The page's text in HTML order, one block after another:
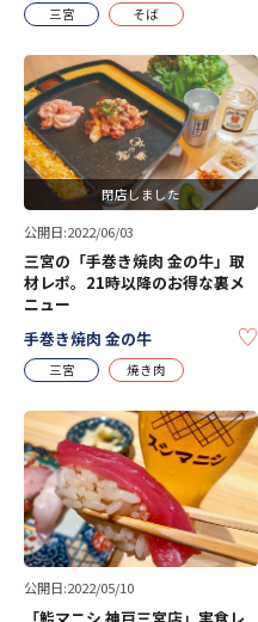
三宮 そば
閉店しました
公開日:2022/06/03
三宮の「手巻き焼肉 金の牛」取
材レポ。21時以降のお得な裏メ
ニュー
手巻き焼肉 金の牛
三宮 焼き肉
公開日:2022/05/10
「鮨マニシ 神戸三宮店」実食レ